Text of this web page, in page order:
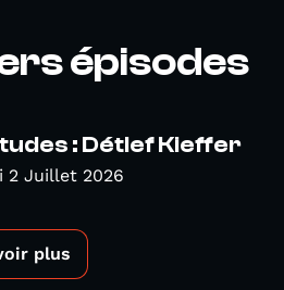
épisodes
: Détlef Kieffer
2 Juillet 2026
plus